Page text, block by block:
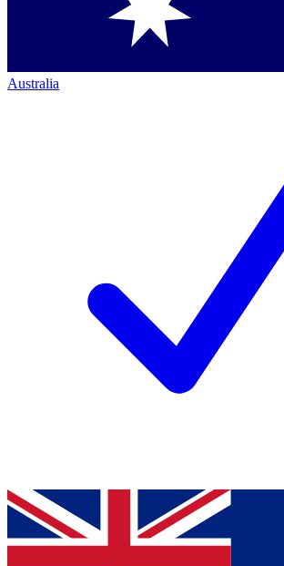
Australia